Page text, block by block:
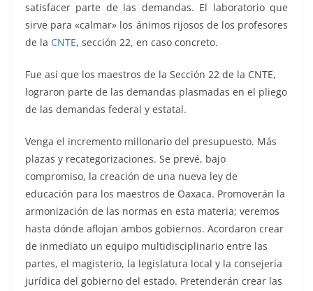
satisfacer parte de las demandas. El laboratorio que
sirve para «calmar» los ánimos rijosos de los profesores
de la CNTE, sección 22, en caso concreto.
Fue así que los maestros de la Sección 22 de la CNTE,
lograron parte de las demandas plasmadas en el pliego
de las demandas federal y estatal.
Venga el incremento millonario del presupuesto. Más
plazas y recategorizaciones. Se prevé, bajo
compromiso, la creación de una nueva ley de
educación para los maestros de Oaxaca. Promoverán la
armonización de las normas en esta materia; veremos
hasta dónde aflojan ambos gobiernos. Acordaron crear
de inmediato un equipo multidisciplinario entre las
partes, el magisterio, la legislatura local y la consejería
jurídica del gobierno del estado. Pretenderán crear las